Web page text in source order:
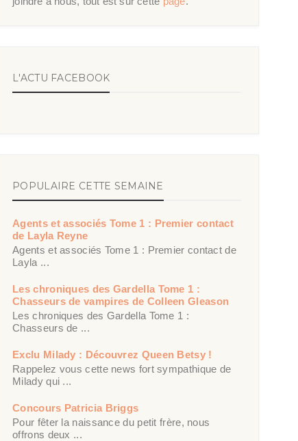
L'ACTU FACEBOOK
POPULAIRE CETTE SEMAINE
Agents et associés Tome 1 : Premier contact
de Layla Reyne
Agents et associés Tome 1 : Premier contact de
Layla ...
Les chroniques des Gardella Tome 1 :
Chasseurs de vampires de Colleen Gleason
Les chroniques des Gardella Tome 1 :
Chasseurs de ...
Exclu Milady : Découvrez Queen Betsy !
Rappelez vous cette news fort sympathique de
Milady qui ...
Concours Patricia Briggs
Pour fêter la naissance du petit frère, nous
offrons deux ...